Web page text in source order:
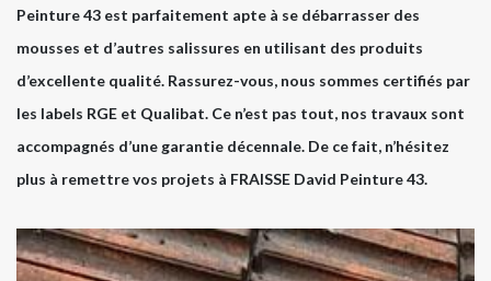
Peinture 43 est parfaitement apte à se débarrasser des
mousses et d’autres salissures en utilisant des produits
d’excellente qualité. Rassurez-vous, nous sommes certifiés par
les labels RGE et Qualibat. Ce n’est pas tout, nos travaux sont
accompagnés d’une garantie décennale. De ce fait, n’hésitez
plus à remettre vos projets à FRAISSE David Peinture 43.